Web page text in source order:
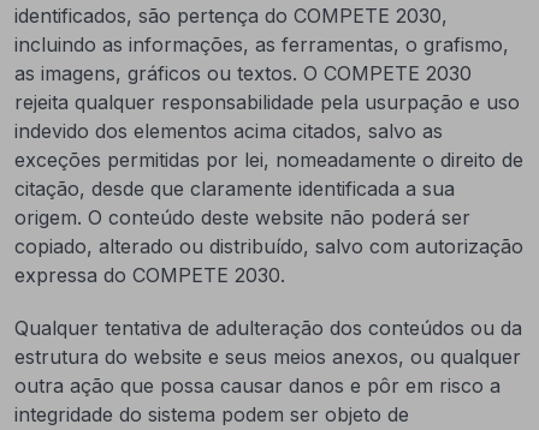
identificados, são pertença do COMPETE 2030,
incluindo as informações, as ferramentas, o grafismo,
as imagens, gráficos ou textos. O COMPETE 2030
rejeita qualquer responsabilidade pela usurpação e uso
indevido dos elementos acima citados, salvo as
exceções permitidas por lei, nomeadamente o direito de
citação, desde que claramente identificada a sua
origem. O conteúdo deste website não poderá ser
copiado, alterado ou distribuído, salvo com autorização
expressa do COMPETE 2030.
Qualquer tentativa de adulteração dos conteúdos ou da
estrutura do website e seus meios anexos, ou qualquer
outra ação que possa causar danos e pôr em risco a
integridade do sistema podem ser objeto de